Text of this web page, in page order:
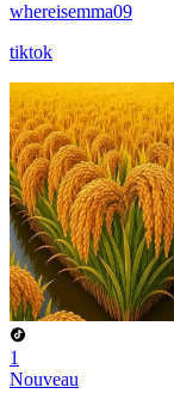
whereisemma09
tiktok
1
Nouveau